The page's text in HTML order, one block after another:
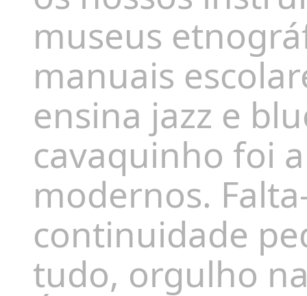
museus
manuais
ensina jazz e
cavaquinho foi
modernos.
continuidade
tudo, orgulho